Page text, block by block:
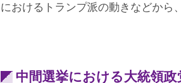
におけるトランプ派の動きなどから
中間選挙における大統領